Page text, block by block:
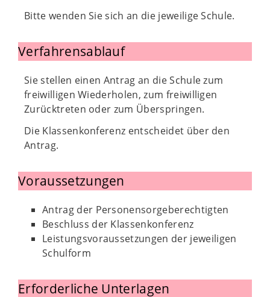
Bitte wenden Sie sich an die jeweilige Schule.
Verfahrensablauf
Sie stellen einen Antrag an die Schule zum
freiwilligen Wiederholen, zum freiwilligen
Zurücktreten oder zum Überspringen.
Die Klassenkonferenz entscheidet über den
Antrag.
Voraussetzungen
Antrag der Personensorgeberechtigten
Beschluss der Klassenkonferenz
Leistungsvoraussetzungen der jeweiligen
Schulform
Erforderliche Unterlagen